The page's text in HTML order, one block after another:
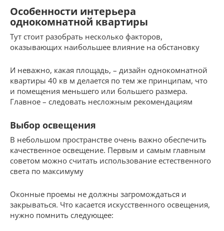
Особенности интерьера
однокомнатной квартиры
Тут стоит разобрать несколько факторов,
оказывающих наибольшее влияние на обстановку
И неважно, какая площадь, – дизайн однокомнатной
квартиры 40 кв м делается по тем же принципам, что
и помещения меньшего или большего размера.
Главное – следовать несложным рекомендациям
Выбор освещения
В небольшом пространстве очень важно обеспечить
качественное освещение. Первым и самым главным
советом можно считать использование естественного
света по максимуму
Оконные проемы не должны загромождаться и
закрываться. Что касается искусственного освещения,
нужно помнить следующее: